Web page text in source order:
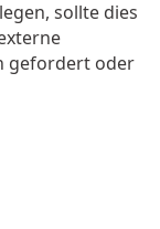
sollte dies
gefordert oder